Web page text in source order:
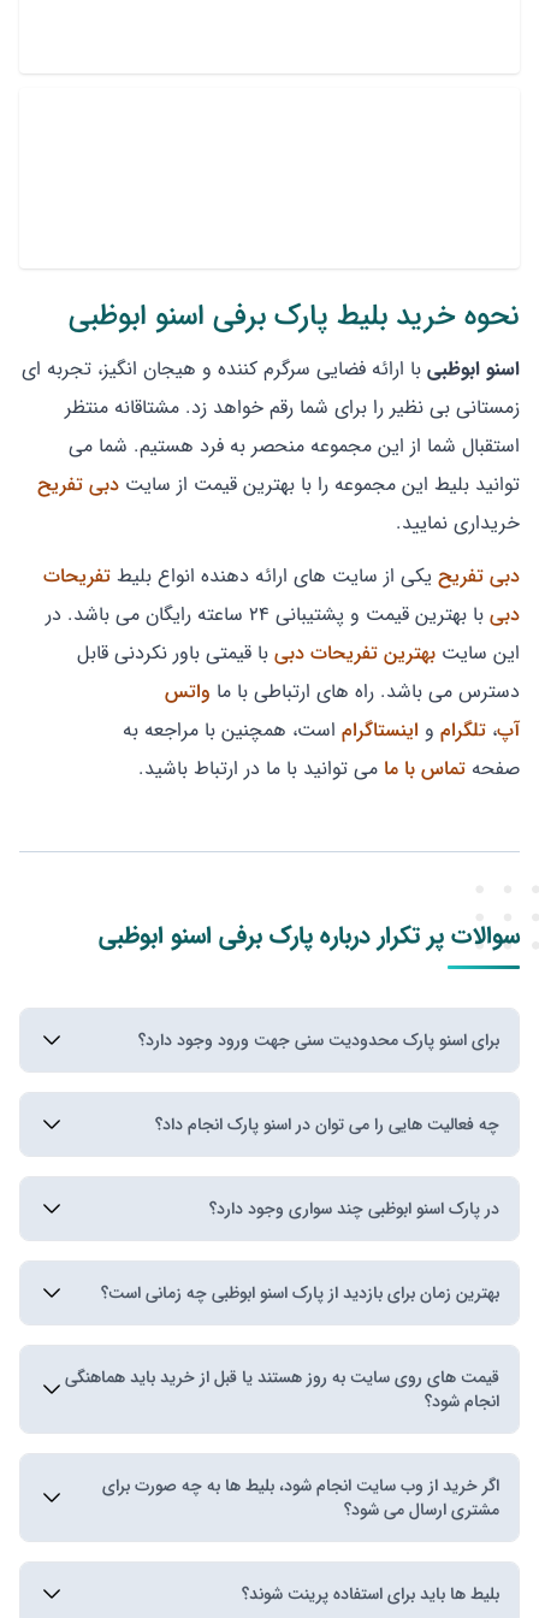
نحوه خرید بلیط پارک برفی اسنو ابوظبی
اسنو ابوظبی با ارائه فضایی سرگرم کننده و هیجان انگیز، تجربه ای
زمستانی بی نظیر را برای شما رقم خواهد زد. مشتاقانه منتظر
استقبال شما از این مجموعه منحصر به فرد هستیم. شما می
توانید بلیط این مجموعه را با بهترین قیمت از سایت دبی تفریح
خریداری نمایید.
دبی تفریح یکی از سایت های ارائه دهنده انواع بلیط تفریحات
دبی
با بهترین قیمت و پشتیبانی ۲۴ ساعته رایگان می باشد. در
این سایت بهترین تفریحات دبی با قیمتی باور نکردنی قابل
دسترس می باشد. راه های ارتباطی با ما واتس
آپ، تلگرام و اینستاگرام است، همچنین با مراجعه به
صفحه تماس با ما می توانید با ما در ارتباط باشید.
سوالات پر تکرار درباره پارک برفی اسنو ابوظبی
برای اسنو پارک محدودیت سنی جهت ورود وجود دارد؟
بله به دلایل ایمنی، ورود کودکان زیر ۲ سال به اسنو ابوظبیچه فعالیت هایی را می توان در اسنو پارک انجام داد؟
بازدیدکنندگان می‌توانند از فعالیت‌های مختلف، از جمله
کاوش در یک روستای پوشیده از برف دلربا لذت ببرند.
در پارک اسنو ابوظبی چند سواری وجود دارد؟
این پارک برفی که در میان بزرگترین پارک های برفی
سواری و جاذبه است.
بهترین زمان برای بازدید از پارک اسنو ابوظبی چه زمانی است؟
درجه سانتیگراد نگهداری می شود. می توانید در هر زمانی در
طول سال از آن دیدن کنید و لذت ببرید.
قیمت های روی سایت به روز هستند یا قبل از خرید باید هماهنگی
انجام شود؟
قیمت تمامی تفریحات روی وب سایت به روز می باشند و
مواردی که نیاز به هماهنگی قبل خرید داشته باشد (از نظر
ظرفيت)، ذکر شده است.
اگر خرید از وب سایت انجام شود، بلیط ها به چه صورت برای
مشتری ارسال می شود؟
فایل PDF بلیط ها بعد از خرید از سایت، در واتساپ یا
بلیط ها باید برای استفاده پرینت شوند؟